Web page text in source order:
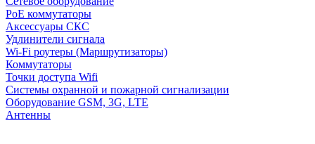
PoE коммутаторы
Аксессуары СКС
Удлинители сигнала
Wi-Fi роутеры (Маршрутизаторы)
Коммутаторы
Точки доступа Wifi
Системы охранной и пожарной сигнализации
Оборудование GSM, 3G, LTE
Антенны